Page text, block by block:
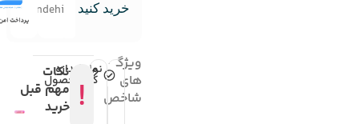
ویژگی
های
شاخص
نمایش
کامل
اندازه
محصول!
نکات
مهم قبل
خرید
خرید کنید